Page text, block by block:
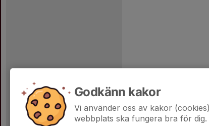
Godkänn kakor
Vi använder oss av kakor
webbplats ska fungera bra för dig.